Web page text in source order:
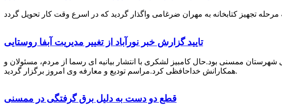
تایید گزارش خبر نورآباد از تغییر مدیریت آبفا روستایی
آبفا روستایی شهرستان ممسنی بود.حال کامبیز لشکری با انتشار بیانیه ای رسما از مردم، مسئولان و
همکارانش خداحافظی کرد.مراسم تودیع و معارفه وی امروز برگزار گردید.
قطع دو دست به دلیل برق گرفتگی در ممسنی